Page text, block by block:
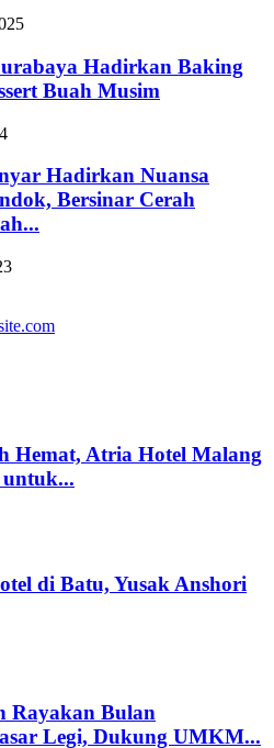
Hadirkan Baking
Buah Musim
Hadirkan Nuansa
Bersinar Cerah
Hemat, Atria Hotel Malang
di Batu, Yusak Anshori
Rayakan Bulan
Legi, Dukung UMKM...